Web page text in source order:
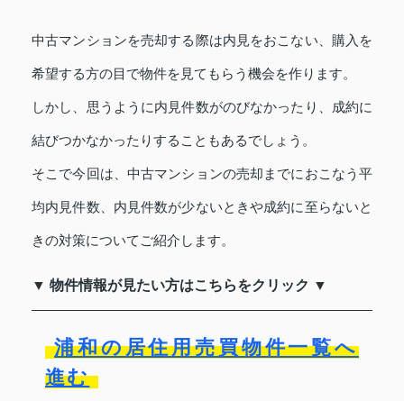
中古マンションを売却する際は内見をおこない、購入を
希望する方の目で物件を見てもらう機会を作ります。
しかし、思うように内見件数がのびなかったり、成約に
結びつかなかったりすることもあるでしょう。
そこで今回は、中古マンションの売却までにおこなう平
均内見件数、内見件数が少ないときや成約に至らないと
きの対策についてご紹介します。
▼ 物件情報が見たい方はこちらをクリック ▼
浦和の居住用売買物件一覧へ
進む